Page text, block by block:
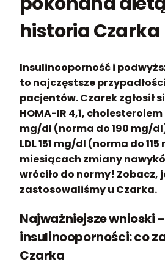
historia Czarka
Insulinooporność i
to najczęstsze
pacjentów. Czarek zgłosił
HOMA-IR 4,1,
mg/dl (norma do 190 mg/
LDL 151 mg/dl (norma do
miesiącach zmiany
wróciło do normy!
zastosowaliśmy u Czarka.
Najważniejsze wnioski
insulinooporności: co
Czarka